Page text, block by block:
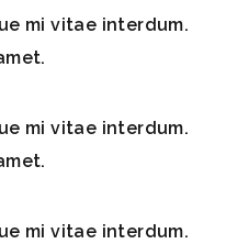
mi vitae interdum.
mi vitae interdum.
mi vitae interdum.